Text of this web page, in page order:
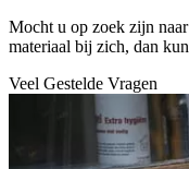
Mocht u op zoek zijn
materiaal bij zich, dan
Veel Gestelde Vragen